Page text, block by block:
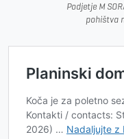
Podjetje M
pohištva